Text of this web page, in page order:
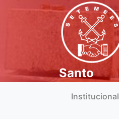
Santo
Institucional